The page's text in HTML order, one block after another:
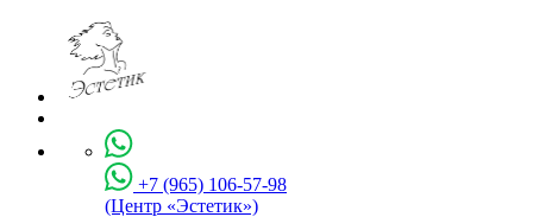
+7 (965) 106-57-98
(Центр «Эстетик»)